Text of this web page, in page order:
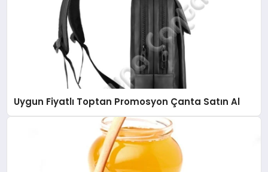
Uygun Fiyatlı Toptan Promosyon Çanta Satın Al